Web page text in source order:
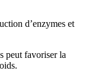
d’enzymes et
peut favoriser la